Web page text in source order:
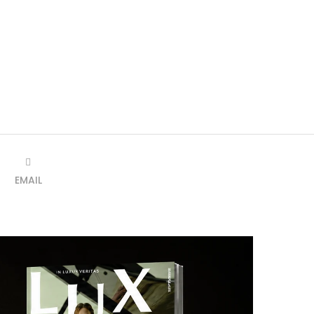
EMAIL